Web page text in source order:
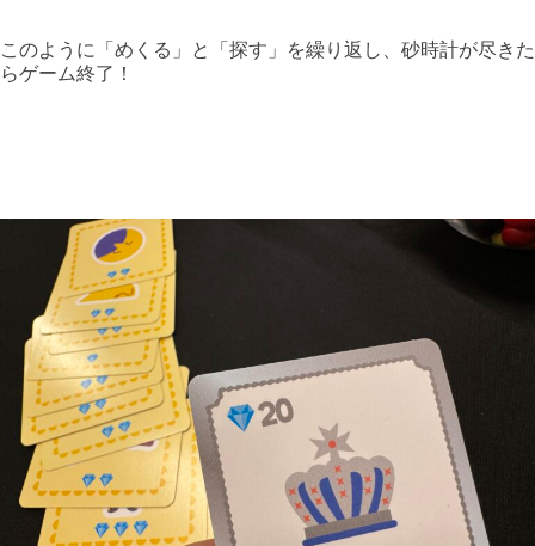
このように「めくる」と「探す」を繰り返し、砂時計が尽きた
らゲーム終了！